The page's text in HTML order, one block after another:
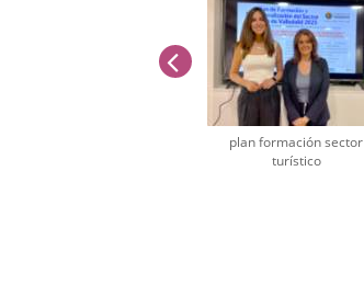
plan formación sector
turístico
previus